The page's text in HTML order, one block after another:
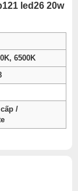
led26 20w
6500K
/